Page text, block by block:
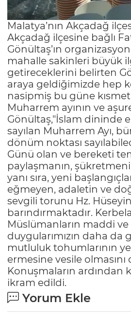
Malatya’nın Akçadağ
Akçadağ ilçesine bağlı
Gönültaş’ın
mahalle sakinleri büyük
getireceklerini belirten
araya geldiğimizde hep
nasipmiş bu güne
Muharrem ayının ve
Gönültaş,"İslam dininde
sayılan Muharrem Ayı,
dönüm noktası
Günü olan ve bereketi
paylaşmanın,
yanı sıra, yeni
eğmeyen, adaletin ve
sevgili torunu Hz.
barındırmaktadır.
Müslümanların maddi
duygularımızın daha
mutluluk tohumlarının
ermesine vesile
Konuşmaların
ikram edildi.
Yorum Ekle